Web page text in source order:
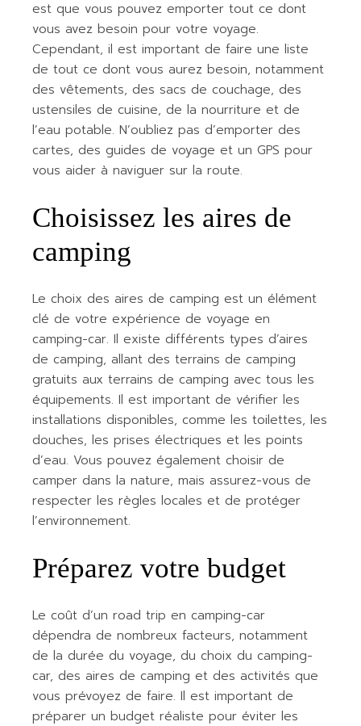
est que vous pouvez emporter tout ce dont
vous avez besoin pour votre voyage.
Cependant, il est important de faire une liste
de tout ce dont vous aurez besoin, notamment
des vêtements, des sacs de couchage, des
ustensiles de cuisine, de la nourriture et de
l’eau potable. N’oubliez pas d’emporter des
cartes, des guides de voyage et un GPS pour
vous aider à naviguer sur la route.
Choisissez les aires de
camping
Le choix des aires de camping est un élément
clé de votre expérience de voyage en
camping-car. Il existe différents types d’aires
de camping, allant des terrains de camping
gratuits aux terrains de camping avec tous les
équipements. Il est important de vérifier les
installations disponibles, comme les toilettes, les
douches, les prises électriques et les points
d’eau. Vous pouvez également choisir de
camper dans la nature, mais assurez-vous de
respecter les règles locales et de protéger
l’environnement.
Préparez votre budget
Le coût d’un road trip en camping-car
dépendra de nombreux facteurs, notamment
de la durée du voyage, du choix du camping-
car, des aires de camping et des activités que
vous prévoyez de faire. Il est important de
préparer un budget réaliste pour éviter les